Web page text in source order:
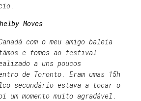
Moves
com o meu amigo baleia
e fomos ao festival
a uns poucos
de Toronto. Eram umas 15h
secundário estava a tocar o
um momento muito agradável.